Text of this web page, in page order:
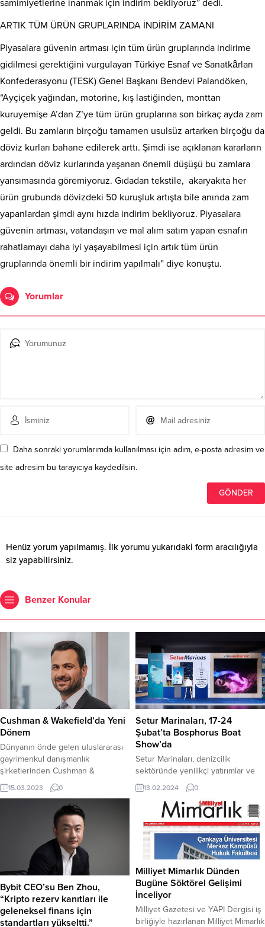
samimiyetlerine inanmak için indirim bekliyoruz” dedi.
ARTIK TÜM ÜRÜN GRUPLARINDA İNDİRİM ZAMANI
Piyasalara güvenin artması için tüm ürün gruplarında indirime
gidilmesi gerektiğini vurgulayan Türkiye Esnaf ve Sanatkârları
Konfederasyonu (TESK) Genel Başkanı Bendevi Palandöken,
“Ayçiçek yağından, motorine, kış lastiğinden, monttan
kuruyemişe A’dan Z’ye tüm ürün gruplarına son birkaç ayda zam
geldi. Bu zamların birçoğu tamamen usulsüz artarken birçoğu da
döviz kurları bahane edilerek arttı. Şimdi ise açıklanan kararların
ardından döviz kurlarında yaşanan önemli düşüşü bu zamlara
yansımasında göremiyoruz. Gıdadan tekstile, akaryakıta her
ürün grubunda dövizdeki 50 kuruşluk artışta bile anında zam
yapanlardan şimdi aynı hızda indirim bekliyoruz. Piyasalara
güvenin artması, vatandaşın ve mal alım satım yapan esnafın
rahatlamayı daha iyi yaşayabilmesi için artık tüm ürün
gruplarında önemli bir indirim yapılmalı” diye konuştu.
Yorumlar
Daha sonraki yorumlarımda kullanılması için adım, e-posta adresim ve
site adresim bu tarayıcıya kaydedilsin.
Henüz yorum yapılmamış. İlk yorumu yukarıdaki form aracılığıyla
siz yapabilirsiniz.
Benzer Konular
Cushman & Wakefield’da Yeni
Dönem
Dünyanın önde gelen uluslararası
gayrimenkul danışmanlık
şirketlerinden Cushman &
Wakefield’ın Türkiye’de faaliyet
gösteren şirketini Tuğra Gönden
satın aldı. Cushman & Wakefield
ticari gayrimenkul faaliyetlerine
Türkiye’de ülke temsilcilik
anlaşmasıyla devam edecek.
Cushman & Wakefield | TR
International markasıyla
gayrimenkul hizmetlerini Tuğra
Gönden’in liderliğinde sunmaya
devam edecek olan İstanbul
merkezli organizasyon, yapılan yeni
anlaşma ile Cushman...
15.03.2023 0
Setur Marinaları, 17-24
Şubat’ta Bosphorus Boat
Show’da
Setur Marinaları, denizcilik
sektöründe yenilikçi yatırımlar ve
benzersiz ayrıcalıklarla 17-24 Şubat
2024 tarihleri arasında, Türkiye’nin
en büyük karada tekne fuarı
Bosphorus Boat Show’da
ziyaretçileriyle buluşuyor.
Türkiye’nin lider zincir marina
işletmesi Setur Marinaları, deniz
tutkunlarıyla buluşmak için
heyecanla beklenen Türkiye’nin en
büyük, dünyanın da ikinci büyük
karada tekne fuarı Bosphorus Boat
Show’a hazırlanıyor....
13.02.2024 0
Bybit CEO’su Ben Zhou,
“Kripto rezerv kanıtları ile
geleneksel finans için
standartları yükseltti.”
Milliyet Mimarlık Dünden
Bugüne Söktörel Gelişimi
İnceliyor
Milliyet Gazetesi ve YAPI Dergisi iş
birliğiyle hazırlanan Milliyet Mimarlık